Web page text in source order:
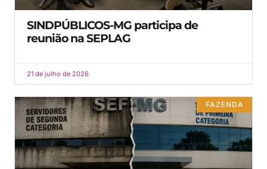
SINDPÚBLICOS-MG participa de
reunião na SEPLAG
21 de julho de 2026
FAZENDA